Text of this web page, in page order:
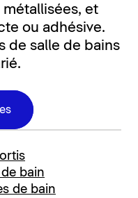
et
ou adhésive.
de salle de bains
bain
de bain